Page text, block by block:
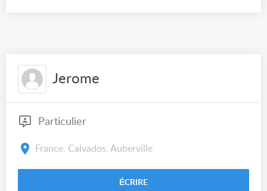
Jerome
Particulier
France, Calvados, Auberville
ÉCRIRE